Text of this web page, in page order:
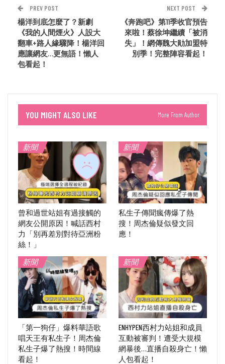
PREV POST
楊洋到底怎麼了？新劇
《我的人間煙火》人設大
翻車+路人緣驟降！楊洋回
應讓網友…更無語！懶人
包看起！
NEXT POST
《奔跑吧》第11季收官預告
來啦！蔡徐坤繼續「被消
失」！網傳魏大勛加盟特
別季！完整陣容看起！
YOU MIGHT ALSO LIKE More From Author
新聞
曾和過世站姐有過接觸的
網友公開原因！喊話西村
力「別再差別對待亞洲粉
絲！」
新聞
私生子傳聞瘋傳爆了熱
搜！周杰倫疑似發文回
應！
新聞
「第一狗仔」爆料華語歌
唱天王有私生子！周杰倫
私生子爆了熱搜！時間線
看起！
新聞
ENHYPEN西村力站姐和成員
互動被審判！遭受大規模
網暴後…直播自殺身亡！懶
人包看起！